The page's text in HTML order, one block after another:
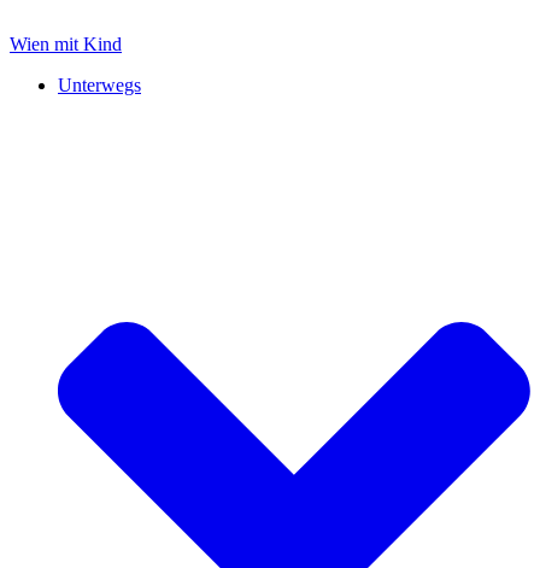
Inhalt
Wien mit Kind
Unterwegs